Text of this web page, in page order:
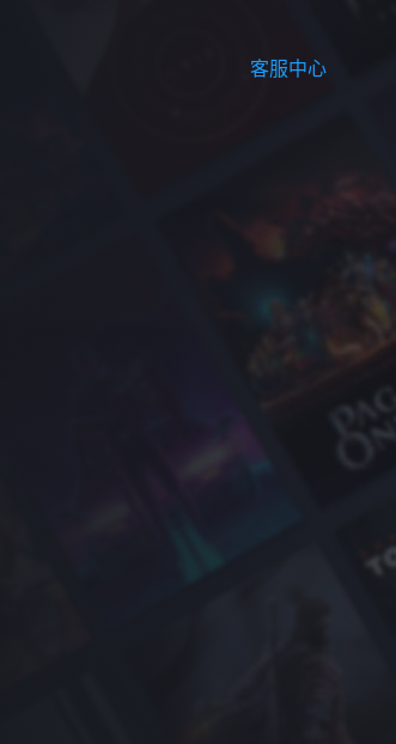
客服中心